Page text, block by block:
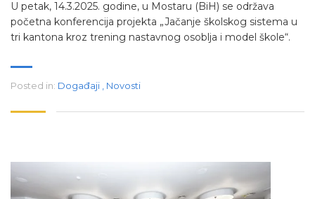
U petak, 14.3.2025. godine, u Mostaru (BiH) se održava
početna konferencija projekta „Jačanje školskog sistema u
tri kantona kroz trening nastavnog osoblja i model škole“.
Posted in: Događaji Novosti